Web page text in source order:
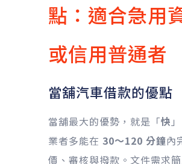
點：適合急用
或信用普通者
當舖汽車借款的優點
當舖最大的優勢，就是「快
業者多能在 30〜120 分鐘內
價、審核與撥款。文件需求